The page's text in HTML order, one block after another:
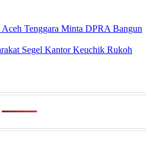
Aceh Tenggara Minta DPRA Bangun
Segel Kantor Keuchik Rukoh